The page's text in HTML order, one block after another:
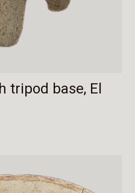
tripod base, El